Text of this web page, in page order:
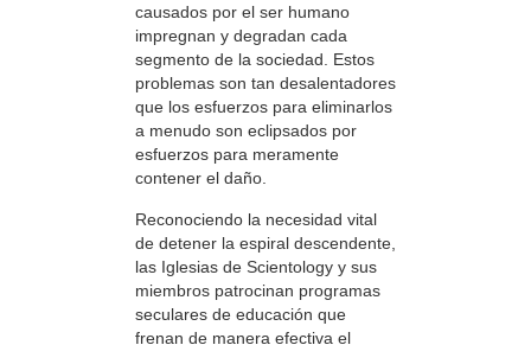
causados por el ser humano
impregnan y degradan cada
segmento de la sociedad. Estos
problemas son tan desalentadores
que los esfuerzos para eliminarlos
a menudo son eclipsados por
esfuerzos para meramente
contener el daño.
Reconociendo la necesidad vital
de detener la espiral descendente,
las Iglesias de Scientology y sus
miembros patrocinan programas
seculares de educación que
frenan de manera efectiva el